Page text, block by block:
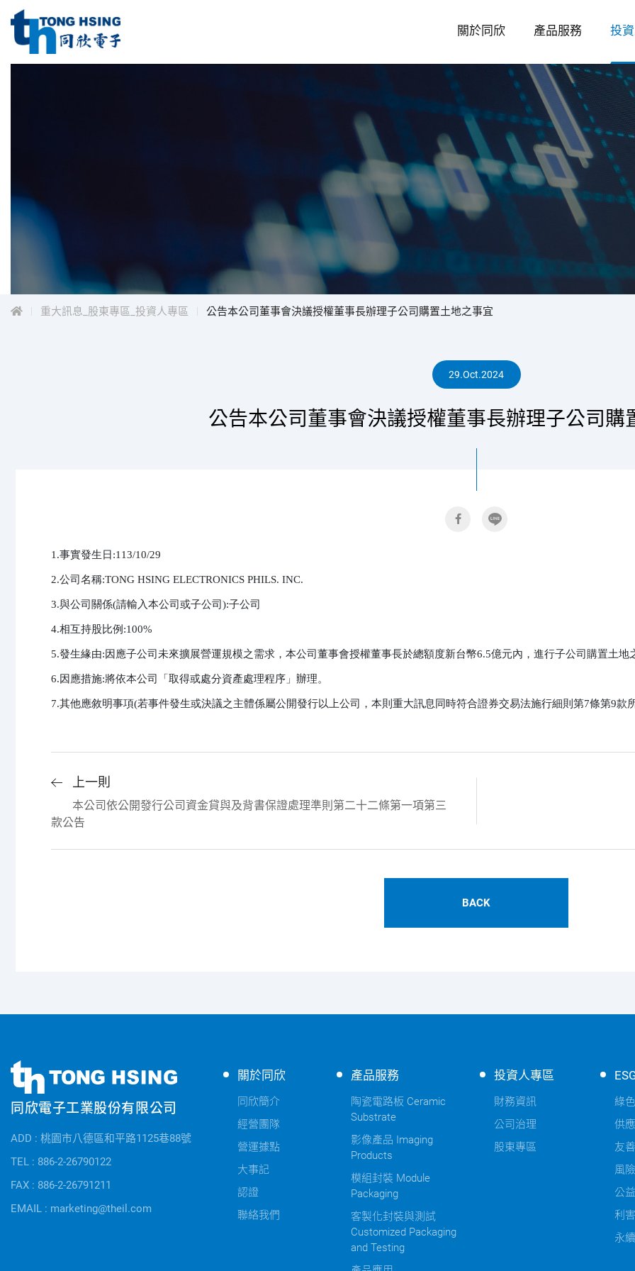
同
股
份
有
司
子
Menu
關於同欣 產品服務 投
投
資
人
專
區
重大訊息_股東專區_投資人專區 公告本公司董事會決議授權董事長辦理子公司購置土地之事宜
29.Oct.2024
公告本公司董事會決議授權董事長辦理子公司購
1.事實發生日:113/10/29
2.公司名稱:TONG HSING ELECTRONICS PHILS. INC.
3.與公司關係(請輸入本公司或子公司):子公司
4.相互持股比例:100%
5.發生緣由:因應子公司未來擴展營運規模之需求，本公司董事會授權董事長於總額度新台幣6.5億元內，進行子公司購置土地
6.因應措施:將依本公司「取得或處分資產處理程序」辦理。
7.其他應敘明事項(若事件發生或決議之主體係屬公開發行以上公司，本則重大訊息同時符合證券交易法施行細則第7條第9款
上一則
本公司依公開發行公司資金貸與及背書保證處理準則第二十二條第一項第三
款公告
BACK
同
欣
電
公
司
訊
同欣電子工業股份有限公司
ADD : 桃園市八德區和平路1125巷88號
TEL : 886-2-26790122
FAX : 886-2-26791211
EMAIL : marketing@theil.com
同
關於同欣
同欣簡介
經營團隊
營運據點
大事記
認證
聯絡我們
產品服務
陶瓷電路板 Ceramic
Substrate
影像產品 Imaging
Products
模組封裝 Module
Packaging
客製化封裝與測試
Customized Packaging
and Testing
投資人專區
財務資訊
公司治理
股東專區
綠
供
友
風
公
利
永